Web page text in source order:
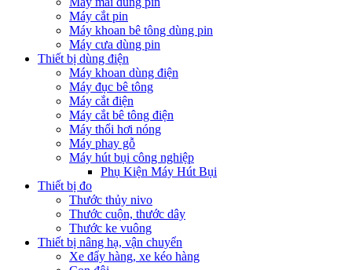
Máy cắt pin
Máy khoan bê tông dùng pin
Máy cưa dùng pin
Thiết bị dùng điện
Máy khoan dùng điện
Máy đục bê tông
Máy cắt điện
Máy cắt bê tông điện
Máy thổi hơi nóng
Máy phay gỗ
Máy hút bụi công nghiệp
Phụ Kiện Máy Hút Bụi
Thiết bị đo
Thước thủy nivo
Thước cuộn, thước dây
Thước ke vuông
Thiết bị nâng hạ, vận chuyển
Xe đẩy hàng, xe kéo hàng